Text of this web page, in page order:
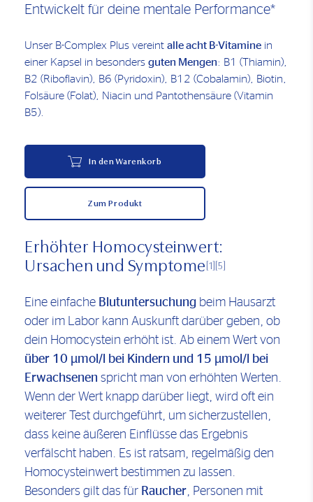
Entwickelt für deine mentale Performance*
Unser B-Complex Plus vereint alle acht B-Vitamine in
einer Kapsel in besonders guten Mengen: B1 (Thiamin),
B2 (Riboflavin), B6 (Pyridoxin), B12 (Cobalamin), Biotin,
Folsäure (Folat), Niacin und Pantothensäure (Vitamin
B5).
In den Warenkorb
Zum Produkt
Erhöhter Homocysteinwert:
Ursachen und Symptome [1] [5]
Eine einfache Blutuntersuchung beim Hausarzt
oder im Labor kann Auskunft darüber geben, ob
dein Homocystein erhöht ist. Ab einem Wert von
über 10 µmol/l bei Kindern und 15 µmol/l bei
Erwachsenen spricht man von erhöhten Werten.
Wenn der Wert knapp darüber liegt, wird oft ein
weiterer Test durchgeführt, um sicherzustellen,
dass keine äußeren Einflüsse das Ergebnis
verfälscht haben. Es ist ratsam, regelmäßig den
Homocysteinwert bestimmen zu lassen.
Besonders gilt das für Raucher, Personen mit